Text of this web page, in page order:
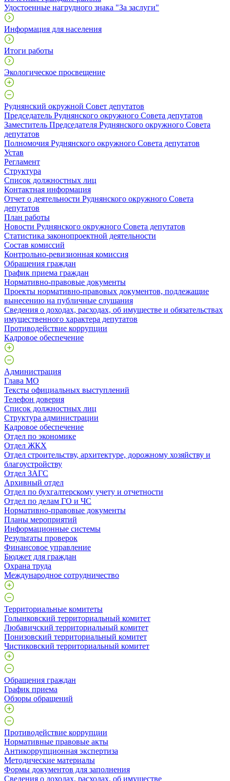
Удостоенные нагрудного знака "За заслуги"
Информация для населения
Итоги работы
Экологическое просвещение
Руднянский окружной Совет депутатов
Председатель Руднянского окружного Совета депутатов
Заместитель Председателя Руднянского окружного Совета
депутатов
Полномочия Руднянского окружного Совета депутатов
Устав
Регламент
Структура
Список должностных лиц
Контактная информация
Отчет о деятельности Руднянского окружного Совета
депутатов
План работы
Новости Руднянского окружного Совета депутатов
Статистика законопроектной деятельности
Состав комиссий
Контрольно-ревизионная комиссия
Обращения граждан
График приема граждан
Нормативно-правовые документы
Проекты нормативно-правовых документов, подлежащие
вынесению на публичные слушания
Сведения о доходах, расходах, об имуществе и обязательствах
имущественного характера депутатов
Противодействие коррупции
Кадровое обеспечение
Администрация
Глава МО
Тексты официальных выступлений
Телефон доверия
Список должностных лиц
Структура администрации
Кадровое обеспечение
Отдел по экономике
Отдел ЖКХ
Отдел строительству, архитектуре, дорожному хозяйству и
благоустройству
Отдел ЗАГС
Архивный отдел
Отдел по бухгалтерскому учету и отчетности
Отдел по делам ГО и ЧС
Нормативно-правовые документы
Планы мероприятий
Информационные системы
Результаты проверок
Финансовое управление
Бюджет для граждан
Охрана труда
Международное сотрудничество
Территориальные комитеты
Голынковский территориальный комитет
Любавичский территориальный комитет
Понизовский территориальный комитет
Чистиковский территориальный комитет
Обращения граждан
График приема
Обзоры обращений
Противодействие коррупции
Нормативные правовые акты
Антикоррупционная экспертиза
Методические материалы
Формы документов для заполнения
Сведения о доходах, расходах, об имуществе